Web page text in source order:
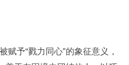
赋予“戮力同心”的象征意义，